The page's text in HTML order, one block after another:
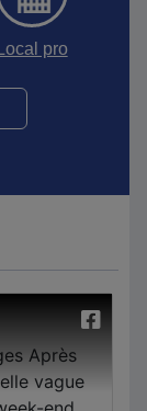
Local pro